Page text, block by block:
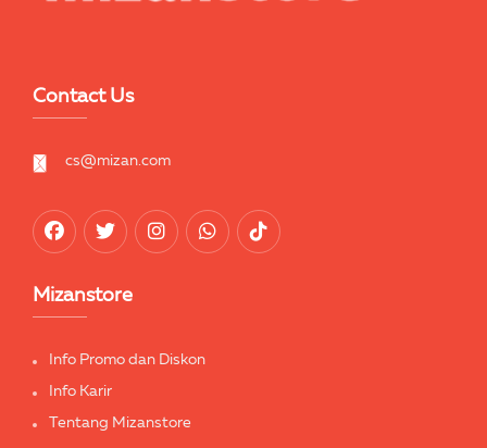
Contact Us
cs@mizan.com
Mizanstore
Info Promo dan Diskon
Info Karir
Tentang Mizanstore